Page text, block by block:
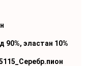
90%, эластан 10%